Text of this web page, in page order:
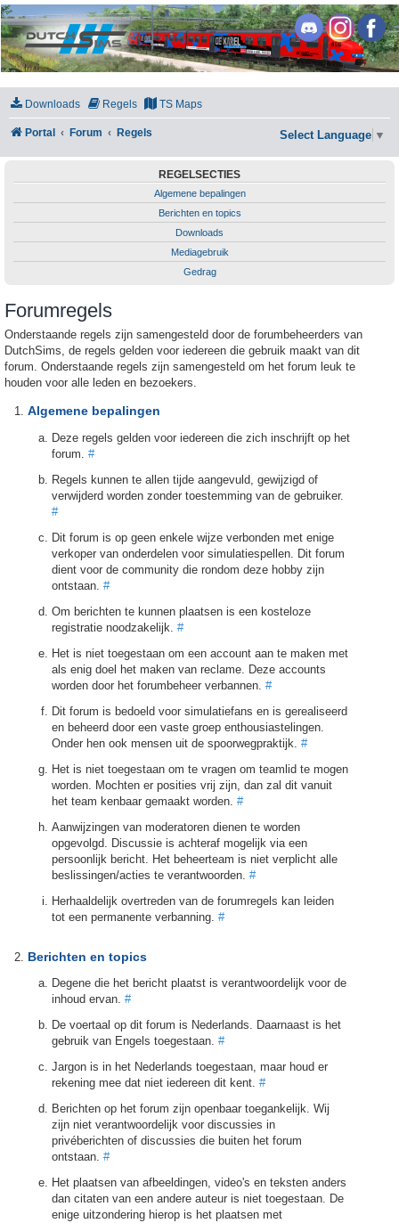
DutchSims
Downloads Regels TS Maps
Portal Forum Regels Select Language ▼
REGELSECTIES
Algemene bepalingen
Berichten en topics
Downloads
Mediagebruik
Gedrag
Forumregels
Onderstaande regels zijn samengesteld door de forumbeheerders van
DutchSims, de regels gelden voor iedereen die gebruik maakt van dit
forum. Onderstaande regels zijn samengesteld om het forum leuk te
houden voor alle leden en bezoekers.
Algemene bepalingen
Deze regels gelden voor iedereen die zich inschrijft op het
forum. #
Regels kunnen te allen tijde aangevuld, gewijzigd of
verwijderd worden zonder toestemming van de gebruiker.
#
Dit forum is op geen enkele wijze verbonden met enige
verkoper van onderdelen voor simulatiespellen. Dit forum
dient voor de community die rondom deze hobby zijn
ontstaan. #
Om berichten te kunnen plaatsen is een kosteloze
registratie noodzakelijk. #
Het is niet toegestaan om een account aan te maken met
als enig doel het maken van reclame. Deze accounts
worden door het forumbeheer verbannen. #
Dit forum is bedoeld voor simulatiefans en is gerealiseerd
en beheerd door een vaste groep enthousiastelingen.
Onder hen ook mensen uit de spoorwegpraktijk. #
Het is niet toegestaan om te vragen om teamlid te mogen
worden. Mochten er posities vrij zijn, dan zal dit vanuit
het team kenbaar gemaakt worden. #
Aanwijzingen van moderatoren dienen te worden
opgevolgd. Discussie is achteraf mogelijk via een
persoonlijk bericht. Het beheerteam is niet verplicht alle
beslissingen/acties te verantwoorden. #
Herhaaldelijk overtreden van de forumregels kan leiden
tot een permanente verbanning. #
Berichten en topics
Degene die het bericht plaatst is verantwoordelijk voor de
inhoud ervan. #
De voertaal op dit forum is Nederlands. Daarnaast is het
gebruik van Engels toegestaan. #
Jargon is in het Nederlands toegestaan, maar houd er
rekening mee dat niet iedereen dit kent. #
Berichten op het forum zijn openbaar toegankelijk. Wij
zijn niet verantwoordelijk voor discussies in
privéberichten of discussies die buiten het forum
ontstaan. #
Het plaatsen van afbeeldingen, video's en teksten anders
dan citaten van een andere auteur is niet toegestaan. De
enige uitzondering hierop is het plaatsen met